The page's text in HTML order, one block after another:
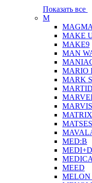
Показать все
M
MAKE
MAKE9
MAN
MARIO
MARK
MARVIS
MATRIX
MED:B
MEED
MELON